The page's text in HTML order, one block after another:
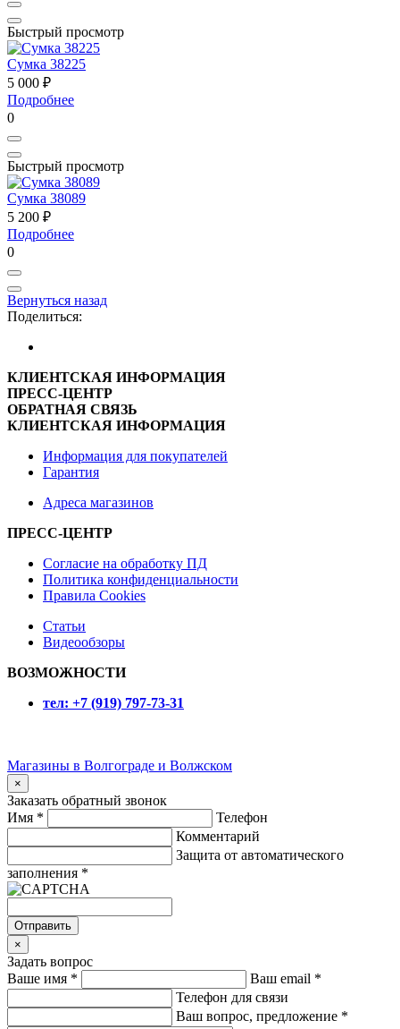
Быстрый просмотр
Сумка 38225
5 000 ₽
Подробнее
0
Быстрый просмотр
Сумка 38089
5 200 ₽
Подробнее
0
Вернуться назад
Поделиться:
КЛИЕНТСКАЯ ИНФОРМАЦИЯ
ПРЕСС-ЦЕНТР
ОБРАТНАЯ СВЯЗЬ
КЛИЕНТСКАЯ ИНФОРМАЦИЯ
Информация для покупателей
Гарантия
Адреса магазинов
ПРЕСС-ЦЕНТР
Согласие на обработку ПД
Политика конфиденциальности
Правила Cookies
Статьи
Видеообзоры
ВОЗМОЖНОСТИ
тел: +7 (919) 797-73-31
Магазины в Волгограде и Волжском
×
Заказать обратный звонок
Имя *
Телефон
Комментарий
Защита от автоматического
заполнения *
Отправить
×
Задать вопрос
Ваше имя * Ваш email *
Телефон для связи
Ваш вопрос, предложение *